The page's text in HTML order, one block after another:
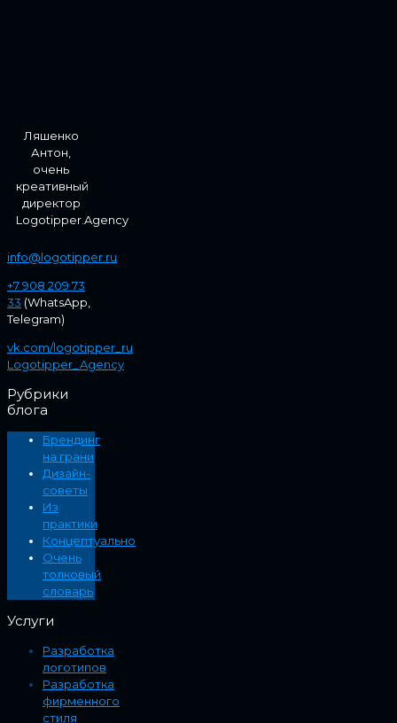
Ляшенко
Антон,
очень
креативный
директор
Logotipper.Agency
info@logotipper.ru
+7 908 209 73
33 (WhatsApp,
Telegram)
vk.com/logotipper_ru
Logotipper_Agency
Рубрики
блога
Брендинг
на грани
Дизайн-
советы
Из
практики
Концептуально
Очень
толковый
словарь
Услуги
Разработка
логотипов
Разработка
фирменного
стиля